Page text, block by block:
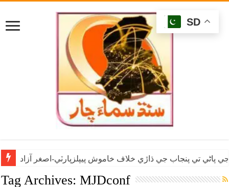
پاڻي تي پنجاب جي ڌاڙي خلاف خاموش پيپلزپارٽي-اصغر آزاد
Tag Archives:MJDconf
SD